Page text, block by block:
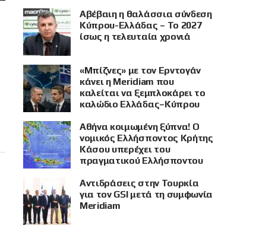
Αβέβαιη η θαλάσσια σύνδεση
Κύπρου-Ελλάδας – Το 2027
ίσως η τελευταία χρονιά
«Μπίζνες» με τον Ερντογάν
κάνει η Meridiam που
καλείται να ξεμπλοκάρει το
καλώδιο Ελλάδας–Κύπρου
Αθήνα κοιμωμένη ξύπνα! Ο
νομικός Ελλήσποντος Κρήτης
Κάσου υπερέχει του
πραγματικού Ελλήσποντου
Αντιδράσεις στην Τουρκία
για τον GSI μετά τη συμφωνία
Meridiam